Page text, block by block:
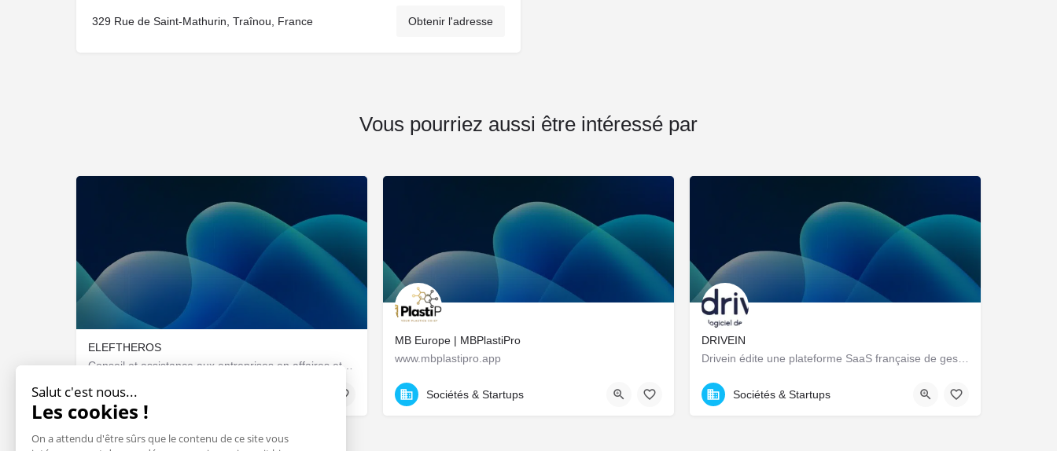
329 Rue de Saint-Mathurin, Traînou, France Obtenir l'adresse
Vous pourriez aussi être intéressé par
ELEFTHEROS
Conseil et assistance aux entreprises en affaires et gestion.
Sociétés & Startups
MB Europe | MBPlastiPro
www.mbplastipro.app
9 All. des Balcons de la Roseraie, Chartres, France
Sociétés & Startups
DRIVEIN
Drivein édite une plateforme SaaS française de gestion de flotte automobile : pilotage centralisé du parc…
23 Avenue Dauphine, Orléans, France
Sociétés & Startups
Salut c'est nous...
Les cookies !
On a attendu d'être sûrs que le contenu de ce site vous